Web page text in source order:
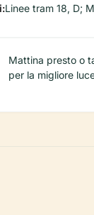
Linee tram 18, D;
Mattina presto o
per la migliore